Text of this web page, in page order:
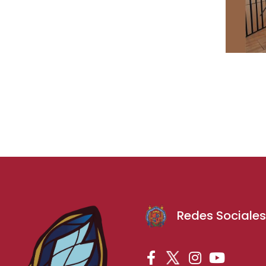
Redes Sociales